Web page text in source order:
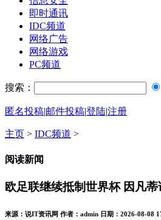
即时通讯
IDC频道
网络广告
网络游戏
PC频道
搜索：
匿名投稿|邮件投稿|登陆|注册
主页 > IDC频道 >
阅读新闻
欧足联继续抵制世界杯 因凡
来源：说IT资讯网 作者：admin 日期：2026-08-08